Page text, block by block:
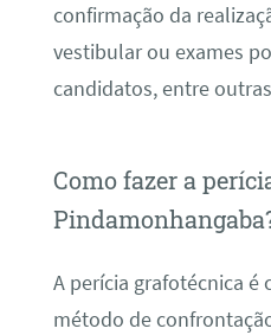
confirmação da
vestibular ou exames
candidatos, entre
Como fazer a
A perícia grafotécnica é
método de